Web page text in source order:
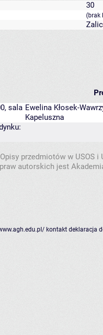
30
(brak
sala Ewelina Kłosek-
Kapeluszna
Opisy przedmiotów w USOS
autorskich jest
kontakt deklaracja